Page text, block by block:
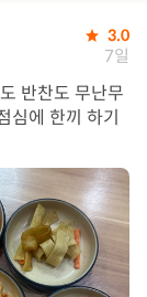
3.0
7일
반찬도 무난무
심에 한끼 하기